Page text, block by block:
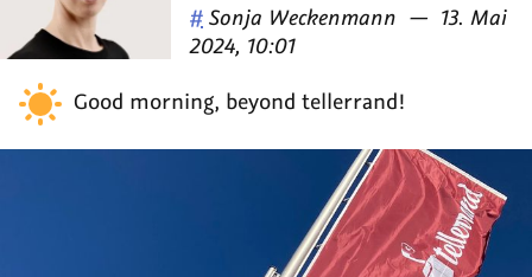
Good morning, beyond tellerrand!
# Veröffentlicht
von
Sonja Weckenmann — am
13. Mai
2024, 10:01